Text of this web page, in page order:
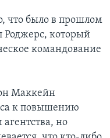
что было в прошлом
Роджерс, который
командование
Маккейн
к повышению
агентства, но